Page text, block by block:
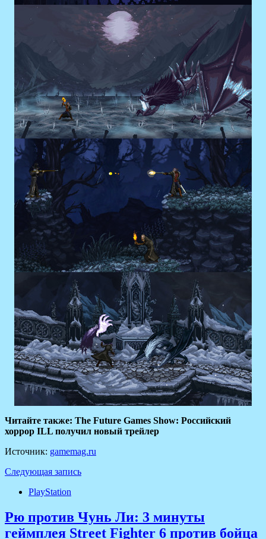
Читайте также: The Future Games Show: Российский
хоррор ILL получил новый трейлер
Источник: gamemag.ru
Следующая запись
PlayStation
Рю против Чунь Ли: 3 минуты
геймплея Street Fighter 6 против бойца